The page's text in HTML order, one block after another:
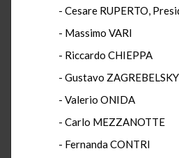
- Cesare RUPERTO,
- Massimo VARI
- Riccardo CHIEPPA
- Gustavo ZAGREBELSKY
- Valerio ONIDA
- Carlo MEZZANOTTE
- Fernanda CONTRI